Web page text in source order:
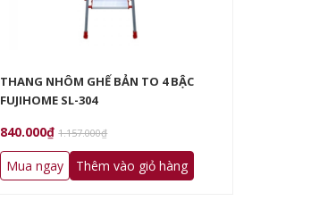
THANG NHÔM GHẾ BẢN TO 4 BẬC
FUJIHOME SL-304
840.000₫ 1.157.000₫
Mua ngay Thêm vào giỏ hàng